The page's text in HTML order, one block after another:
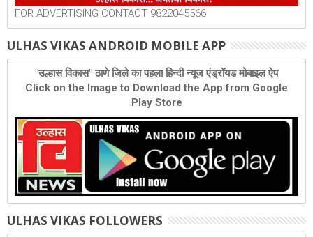
FOR ADVERTISING CONTACT 9822045566
ULHAS VIKAS ANDROID MOBILE APP
"उल्हास विकास" ठाणे जिले का पहला हिन्दी न्यूज एंड्रॉयड मोबाइल ऐप
Click on the Image to Download the App from Google
Play Store
ULHAS VIKAS FOLLOWERS